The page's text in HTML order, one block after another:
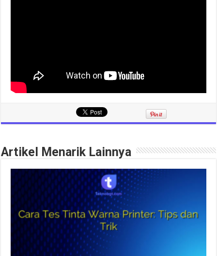
Artikel Menarik Lainnya